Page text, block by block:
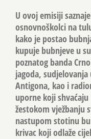
U ovoj emisiji
osnovnoškolci na
kako je postao
kupuje bubnjeve u
poznatog banda
jagoda,
Antigona, kao i
uporne koji
žestokom vježbanju
nastupom stotinu
krivac koji odlaže